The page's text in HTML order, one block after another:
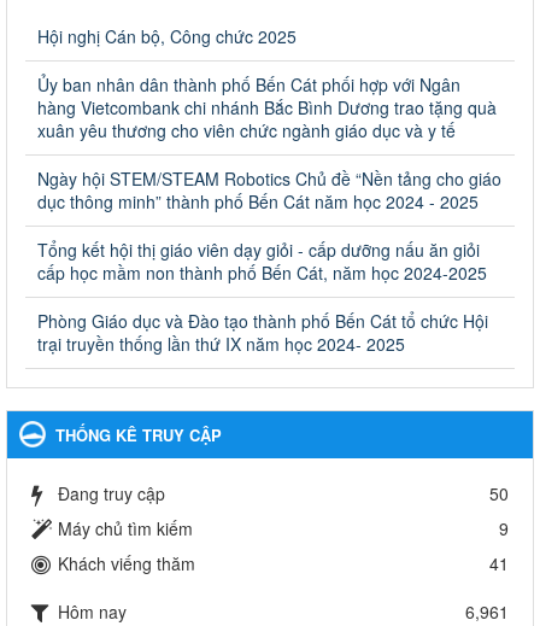
Ngày ban hành: 28/02/2025
Quyết định công bố thủ tục hành chính bị bãi bỏ trong lĩnh
vực giáo dục đào tạo thuộc hệ giáo dục quốc dân và cơ sở
giáo dục khác thuộc thẩm quyền giải quyết của Sở Giáo dục
và Đào tạo, Ủy ban nhân dân cấp huyện
Quyết định công bố thủ tục hành chính bị bãi bỏ trong lĩnh vực
giáo dục đào tạo thuộc hệ giáo dục quốc dân và cơ sở giáo dục
khác thuộc thẩm quyền giải quyết của Sở Giáo dục và Đào tạo,
Ủy ban nhân dân cấp huyện
Ngày ban hành: 30/09/2024
Hướng dẫn thực hiện nhiệm vụ giáo dục tiểu học năm học
2024-2025
Hướng dẫn thực hiện nhiệm vụ giáo dục tiểu học năm học 2024-
2025
Ngày ban hành: 26/09/2024
Tổ chức các hoạt động hè cho học sinh năm 2024
Ngày ban hành: 24/05/2024
Tổ chức phong trào trồng cây xanh trong ngành Giáo dục
Tổ chức phong trào trồng cây xanh trong ngành Giáo dục và Đào
Hội nghị Cán bộ, Công chức 2025
Ủy ban nhân dân thành phố Bến Cát phối hợp với Ngân
hàng Vietcombank chi nhánh Bắc Bình Dương trao tặng quà
xuân yêu thương cho viên chức ngành giáo dục và y tế
Ngày hội STEM/STEAM Robotics Chủ đề “Nền tảng cho giáo
dục thông minh” thành phố Bến Cát năm học 2024 - 2025
Tổng kết hội thị giáo viên dạy giỏi - cấp dưỡng nấu ăn giỏi
cấp học mầm non thành phố Bến Cát, năm học 2024-2025
Phòng Giáo dục và Đào tạo thành phố Bến Cát tổ chức Hội
trại truyền thống lần thứ IX năm học 2024- 2025
THỐNG KÊ TRUY CẬP
Đang truy cập
50
Máy chủ tìm kiếm
9
Khách viếng thăm
41
Hôm nay
6,961